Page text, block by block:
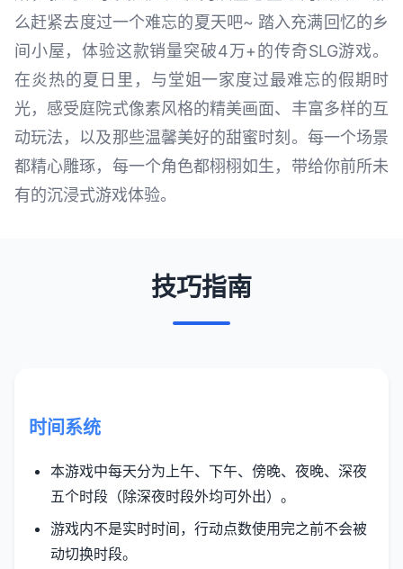
么赶紧去度过一个难忘的夏天吧~ 踏入充满回忆的乡
间小屋，体验这款销量突破4万+的传奇SLG游戏。
在炎热的夏日里，与堂姐一家度过最难忘的假期时
光，感受庭院式像素风格的精美画面、丰富多样的互
动玩法，以及那些温馨美好的甜蜜时刻。每一个场景
都精心雕琢，每一个角色都栩栩如生，带给你前所未
有的沉浸式游戏体验。
技巧指南
时间系统
本游戏中每天分为上午、下午、傍晚、夜晚、深夜
五个时段（除深夜时段外均可外出）。
游戏内不是实时时间，行动点数使用完之前不会被
动切换时段。